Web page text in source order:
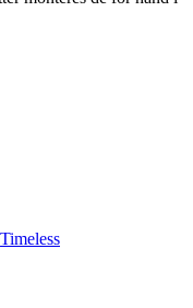
Timeless